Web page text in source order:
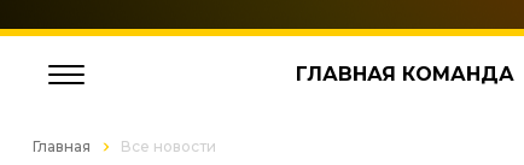
ГЛАВНАЯ КОМАНДА
Главная Все новости